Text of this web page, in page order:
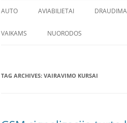
AUTO AVIABILIETAI
VAIKAMS NUORODOS
PADANGOS PIGIAU
TAG ARCHIVES: VAIRAVIMO KURSAI